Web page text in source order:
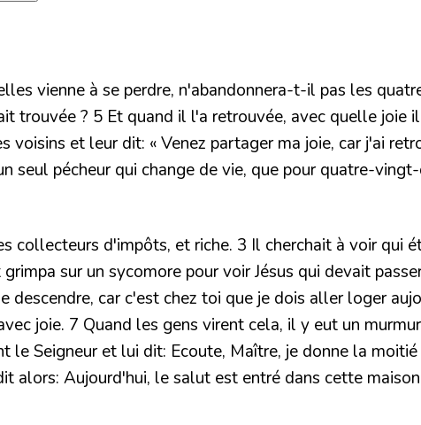
vienne à se perdre, n'abandonnera-t-il pas les
trouvée ? 5 Et quand il l'a retrouvée, avec quelle joie
et leur dit: « Venez partager ma joie, car j'ai
seul pécheur qui change de vie, que pour quatre-
collecteurs d'impôts, et riche. 3 Il cherchait à voir qui
sur un sycomore pour voir Jésus qui devait
car c'est chez toi que je dois aller loger
joie. 7 Quand les gens virent cela, il y eut un
le Seigneur et lui dit: Ecoute, Maître, je donne la
alors: Aujourd'hui, le salut est entré dans cette